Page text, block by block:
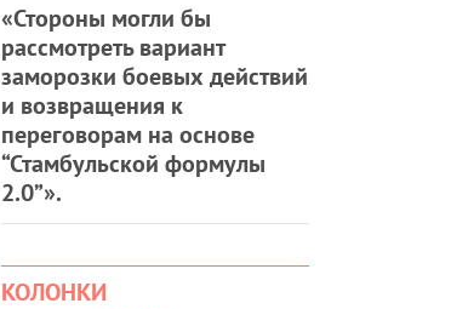
«Стороны могли бы
рассмотреть вариант
заморозки боевых действий
и возвращения к
переговорам на основе
“Стамбульской формулы
2.0”».
КОЛОНКИ